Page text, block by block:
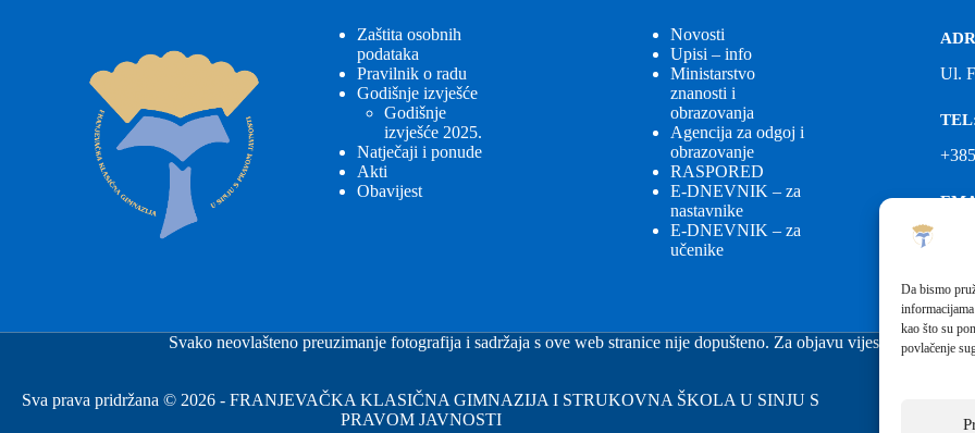
Da bismo
kao što su
povlačenje
Zaštita osobnih
podataka
Pravilnik o radu
Godišnje izvješće
Godišnje
izvješće 2025.
Natječaji i ponude
Akti
Obavijest
Novosti
Upisi – info
Ministarstvo
znanosti i
obrazovanja
Agencija za odgoj i
obrazovanje
RASPORED
E-DNEVNIK – za
nastavnike
E-DNEVNIK – za
učenike
Ul.
Svako neovlašteno preuzimanje fotografija i sadržaja s ove web stranice nije dopušteno. Za objavu vijesti sa
Sva prava pridržana © 2026 - FRANJEVAČKA KLASIČNA GIMNAZIJA I STRUKOVNA ŠKOLA U SINJU S
PRAVOM JAVNOSTI